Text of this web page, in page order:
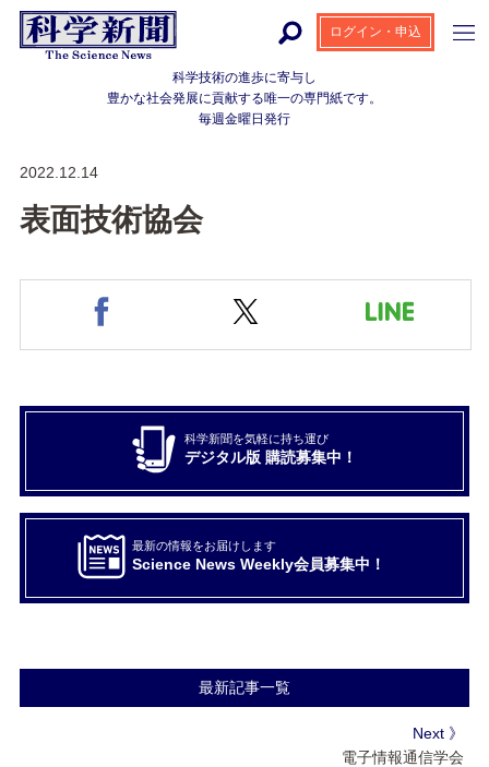
科学技術の進歩に寄与し
豊かな社会発展に貢献する唯一の専門紙です。
毎週金曜日発行
ログイン・申込
2022.12.14
表面技術協会
科学新聞を気軽に持ち運び
デジタル版 購読募集中！
最新の情報をお届けします
Science News Weekly会員募集中！
最新記事一覧
Next 》
電子情報通信学会